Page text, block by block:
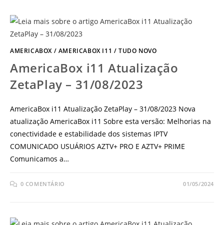
AMERICABOX / AMERICABOX I11 /TUDO NOVO
AmericaBox i11 Atualização
ZetaPlay – 31/08/2023
AmericaBox i11 Atualização ZetaPlay – 31/08/2023 Nova
atualização AmericaBox i11 Sobre esta versão: Melhorias na
conectividade e estabilidade dos sistemas IPTV
COMUNICADO USUÁRIOS AZTV+ PRO E AZTV+ PRIME
Comunicamos a…
0 COMENTÁRIO 01/05/2024